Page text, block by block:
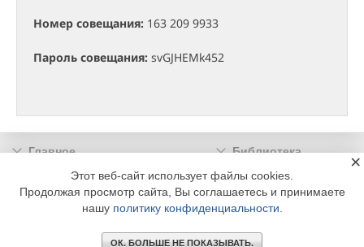
Номер совещания: 163 209 9933
Пароль совещания: svGJHEMk452
Главное
Библиотека
Подписка
Реклама
Информация
© 2002 - 2026 OOO Издательский дом «МЕДИА ТЕХНОЛОДЖИ» +7 (495) 665-00-
Этот веб-сайт использует файлы cookies.
Продолжая просмотр сайта, Вы соглашаетесь и принимаете
нашу политику конфиденциальности
ОК. БОЛЬШЕ НЕ ПОКАЗЫВАТЬ.
×